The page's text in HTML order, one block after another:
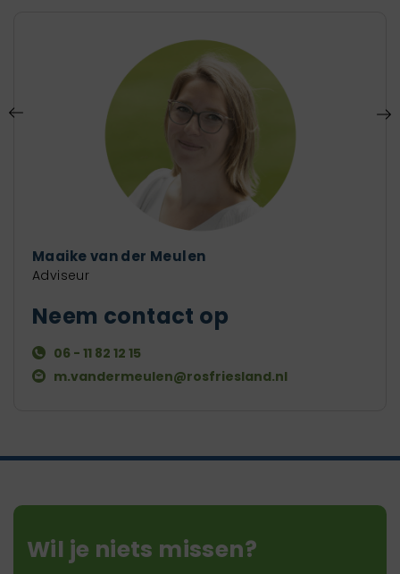
Maaike van der Meulen
Adviseur
Neem contact op
06 - 11 82 12 15
m.vandermeulen@rosfriesland.nl
Wil je niets missen?